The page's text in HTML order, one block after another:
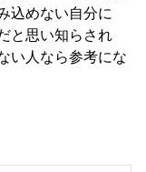
込めない自分に
と思い知らされ
い人なら参考にな